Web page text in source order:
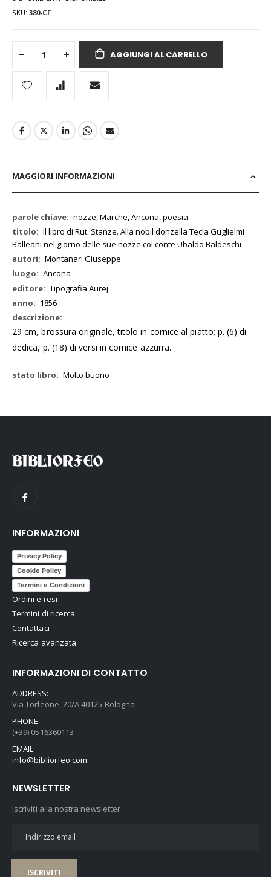
SKU 380-CF
AGGIUNGI AL CARRELLO
MAGGIORI INFORMAZIONI
Maggiori
Informazioni
nozze, Marche, Ancona, poesia
Il libro di Rut. Stanze. Alla nobil donzella Tecla Guglielmi
Balleani nel giorno delle sue nozze col conte Ubaldo Baldeschi
Montanari Giuseppe
Ancona
Tipografia Aurej
1856
29 cm, brossura originale, titolo in cornice al piatto; p. (6) di
dedica, p. (18) di versi in cornice azzurra.
Molto buono
INFORMAZIONI
Privacy Policy
Cookie Policy
Termini e Condizioni
Ordini e resi
Termini di ricerca
Contattaci
Ricerca avanzata
INFORMAZIONI DI CONTATTO
ADDRESS:
Via Torleone, 20/A 40125 Bologna
PHONE:
(+39) 0516360113
EMAIL:
info@bibliorfeo.com
NEWSLETTER
Iscriviti alla nostra newsletter
ISCRIVITI